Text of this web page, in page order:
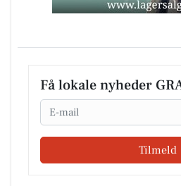
Få lokale nyheder
Email
Tilmeld